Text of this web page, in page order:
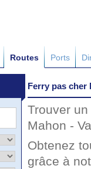
Routes Ports
Ferry pas cher
Trouver
Mahon -
Obtenez
grâce à